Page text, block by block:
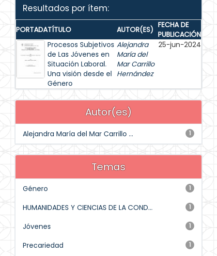
Resultados por ítem:
PORTADATÍTULO AUTOR(ES) FECHA DE
PUBLICACIÓN
Procesos Subjetivos
de Las Jóvenes en
Situación Laboral.
Una visión desde el
Género
Alejandra
María del
Mar Carrillo
Hernández
25-jun-2024
Autor(es)
1
Alejandra María del Mar Carrillo ...
Temas
1
Género
1
HUMANIDADES Y CIENCIAS DE LA COND...
1
Jóvenes
1
Precariedad